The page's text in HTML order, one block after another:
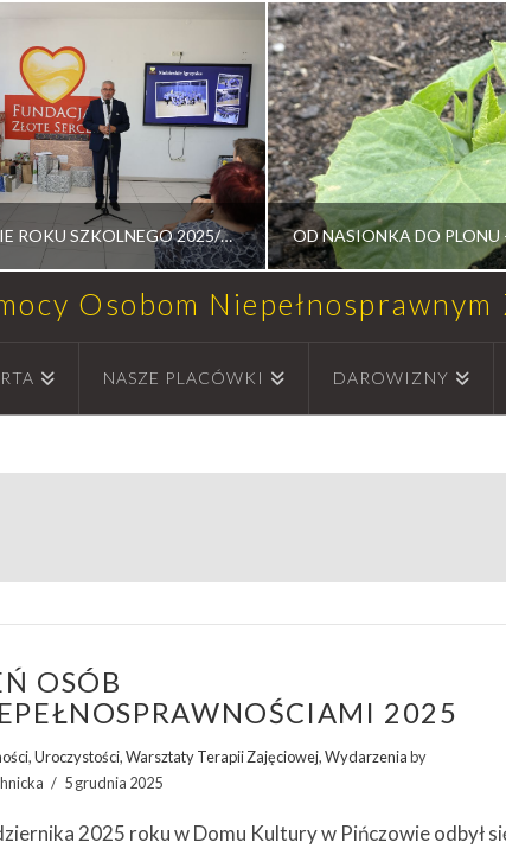
ZAKOŃCZENIE ROKU SZKOLNEGO 2025/2026
Osobom Niepełnosprawnym
NASZE PLACÓWKI DAROWIZNY
OSÓB
2025
,Uroczystości,Warsztaty Terapii Zajęciowej,Wydarzeniaby
5 grudnia 2025
2025 roku w Domu Kultury w Pińczowie odbył